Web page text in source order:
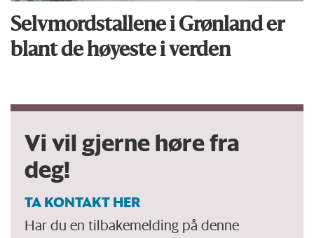
Selvmordstallene i Grønland er
blant de høyeste i verden
Vi vil gjerne høre fra
deg!
TA KONTAKT HER
Har du en tilbakemelding på denne